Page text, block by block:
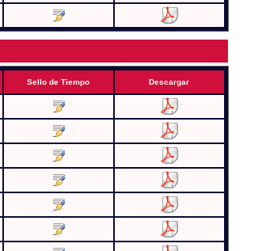
Sello de Tiempo Descargar